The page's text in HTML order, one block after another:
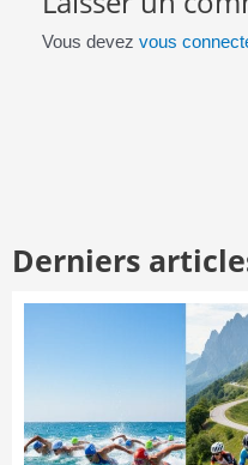
Vous devez vous
Derniers